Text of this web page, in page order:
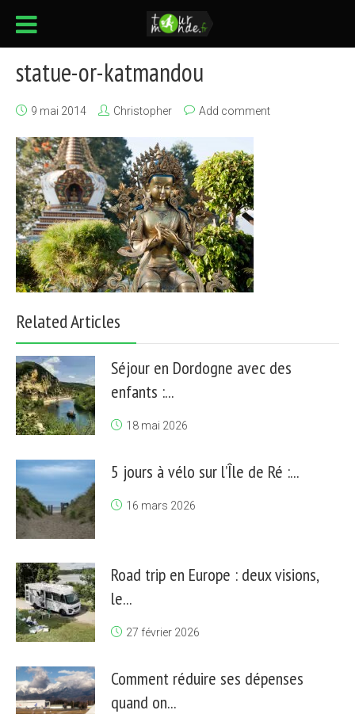
statue-or-katmandou
9 mai 2014 Christopher Add comment
Related Articles
Séjour en Dordogne avec des
enfants :...
18 mai 2026
5 jours à vélo sur l’Île de Ré :...
16 mars 2026
Road trip en Europe : deux visions,
le...
27 février 2026
Comment réduire ses dépenses
quand on...